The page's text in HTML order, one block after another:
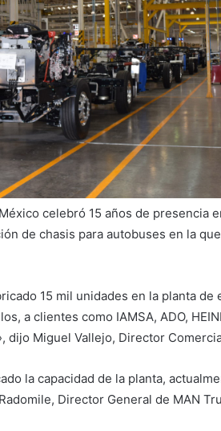
celebró 15 años de presencia
de chasis para autobuses en la
15 mil unidades en la planta de
a clientes como IAMSA, ADO,
dijo Miguel Vallejo, Director
la capacidad de la planta,
Director General de MAN